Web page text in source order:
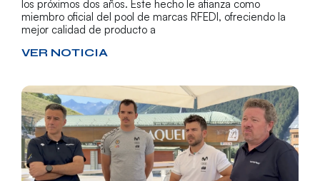
los próximos dos años. Este hecho le afianza como
miembro oficial del pool de marcas RFEDI, ofreciendo la
mejor calidad de producto a
VER NOTICIA